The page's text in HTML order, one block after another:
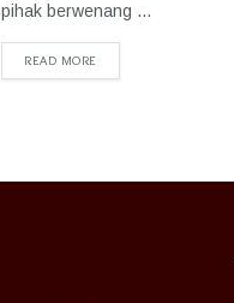
pihak berwenang ...
READ MORE